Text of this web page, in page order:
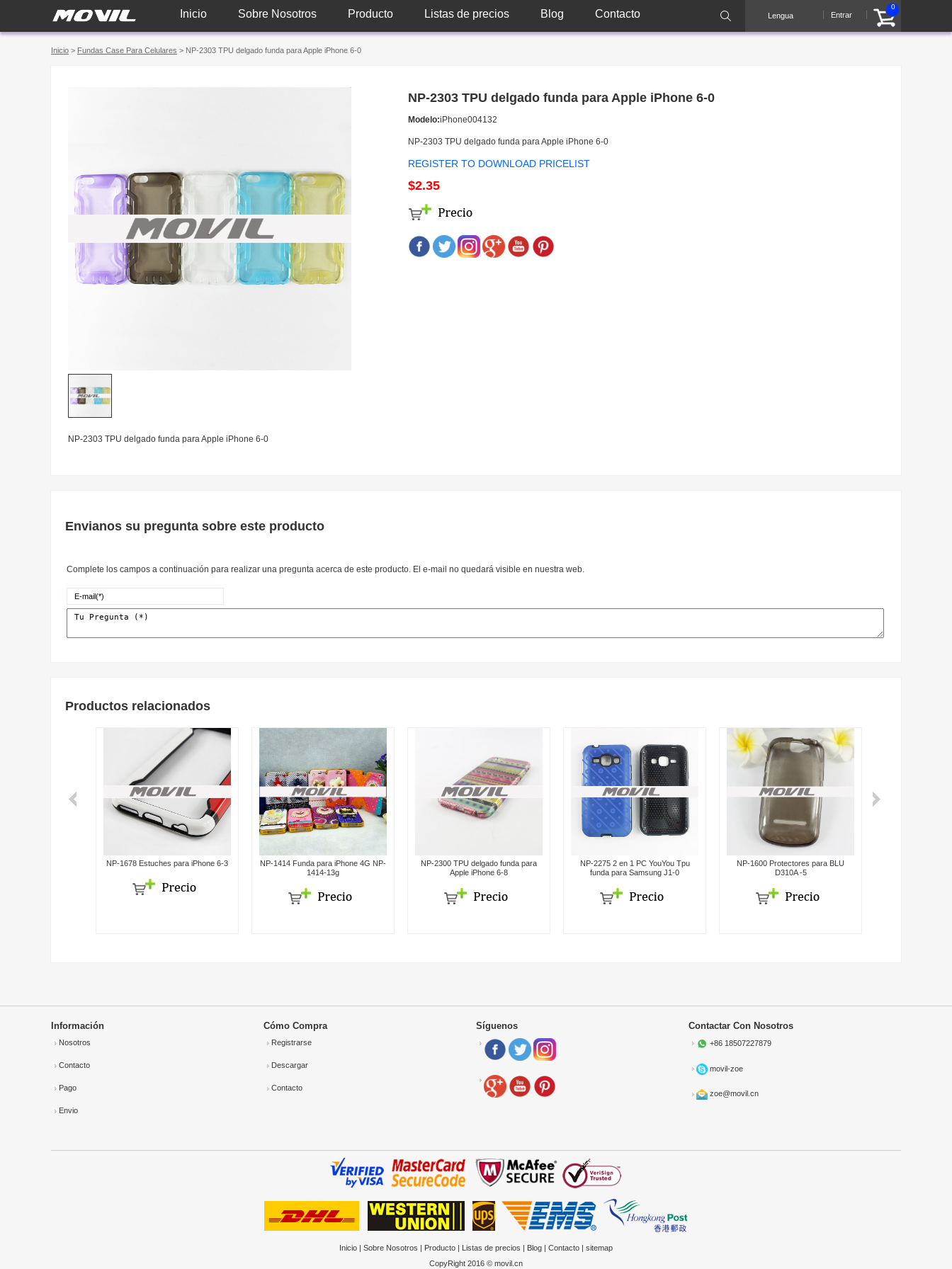
Inicio Sobre Nosotros Producto Listas de precios Blog Contacto Lengua Entrar
0
Inicio > Fundas Case Para Celulares > NP-2303 TPU delgado funda para Apple iPhone 6-0
NP-2303 TPU delgado funda para Apple iPhone 6-0
Modelo:iPhone004132
NP-2303 TPU delgado funda para Apple iPhone 6-0
REGISTER TO DOWNLOAD PRICELIST
$2.35
NP-2303 TPU delgado funda para Apple iPhone 6-0
Envianos su pregunta sobre este producto
Complete los campos a continuación para realizar una pregunta acerca de este producto. El e-mail no quedará visible en nuestra web.
Productos relacionados
NP-1678 Estuches para iPhone 6-3
NP-1414 Funda para iPhone 4G NP-
1414-13g
NP-2300 TPU delgado funda para
Apple iPhone 6-8
NP-2275 2 en 1 PC YouYou Tpu
funda para Samsung J1-0
NP-1600 Protectores para BLU
D310A -5
Información
Nosotros
Contacto
Pago
Envio
Cómo Compra
Registrarse
Descargar
Contacto
Síguenos Contactar Con Nosotros
+86 18507227879
movil-zoe
zoe@movil.cn
Inicio | Sobre Nosotros | Producto | Listas de precios | Blog | Contacto | sitemap
CopyRight 2016 © movil.cn